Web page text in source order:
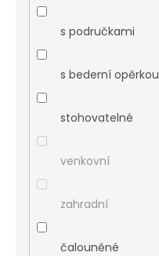
s područkami
s bederní opěrkou
stohovatelné
venkovní
zahradní
čalouněné